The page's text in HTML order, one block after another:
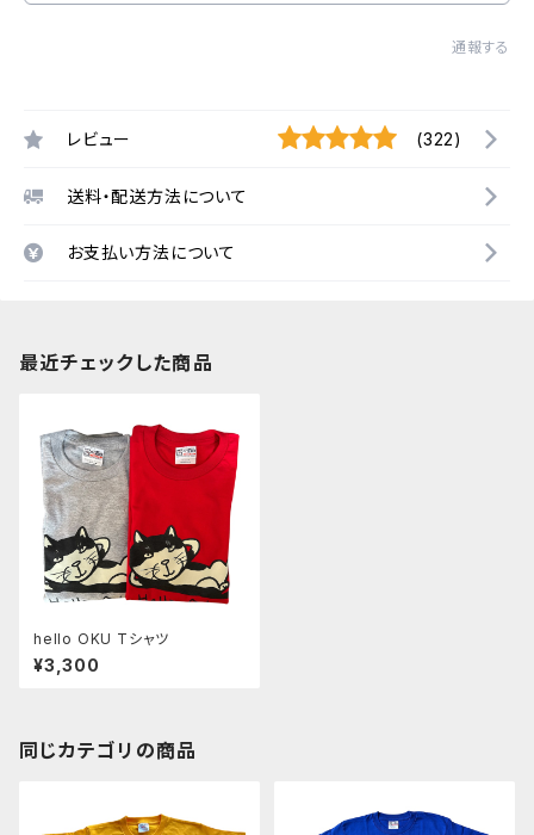
通報する
レビュー (322)
送料・配送方法について
お支払い方法について
最近チェックした商品
hello OKU Tシャツ
¥3,300
同じカテゴリの商品